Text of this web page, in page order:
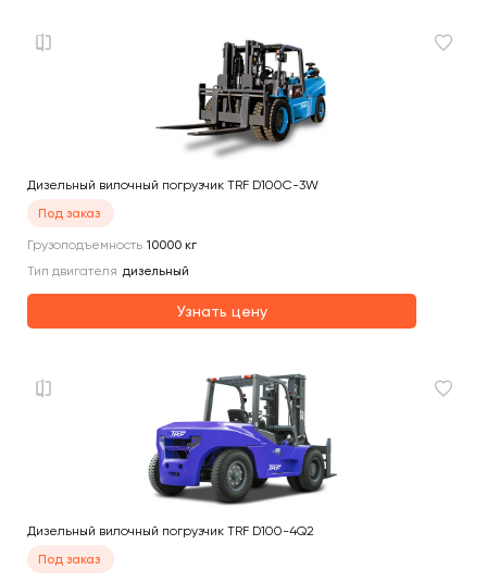
Дизельный вилочный погрузчик TRF D100C-3W
Под заказ
Грузоподъемность 10000 кг
Тип двигателя дизельный
Узнать цену
Дизельный вилочный погрузчик TRF D100-4Q2
Под заказ